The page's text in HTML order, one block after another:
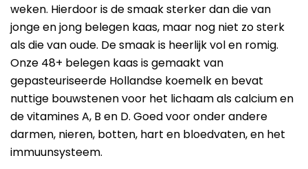
weken. Hierdoor is de smaak sterker dan die van
jonge en jong belegen kaas, maar nog niet zo sterk
als die van oude. De smaak is heerlijk vol en romig.
Onze 48+ belegen kaas is gemaakt van
gepasteuriseerde Hollandse koemelk en bevat
nuttige bouwstenen voor het lichaam als calcium en
de vitamines A, B en D. Goed voor onder andere
darmen, nieren, botten, hart en bloedvaten, en het
immuunsysteem.